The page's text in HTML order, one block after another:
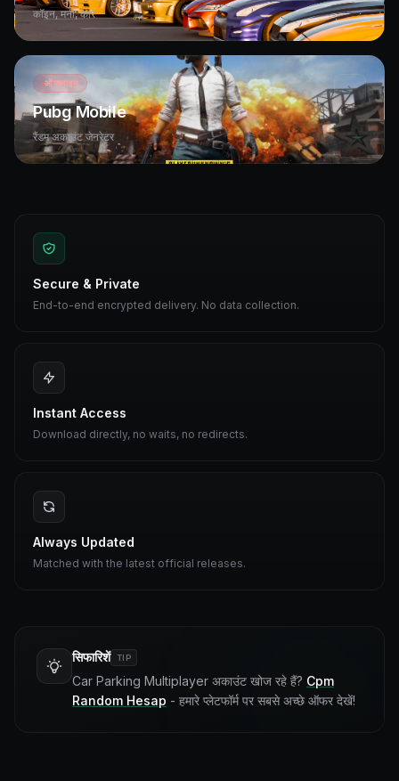
कॉइन, मनी, कार
ऑफलाइन
Pubg Mobile
रैंडम अकाउंट जेनरेटर
Secure & Private
End-to-end encrypted delivery. No data collection.
Instant Access
Download directly, no waits, no redirects.
Always Updated
Matched with the latest official releases.
सिफारिशें TIP
Car Parking Multiplayer अकाउंट खोज रहे हैं? Cpm
Random Hesap - हमारे प्लेटफॉर्म पर सबसे अच्छे ऑफर देखें!